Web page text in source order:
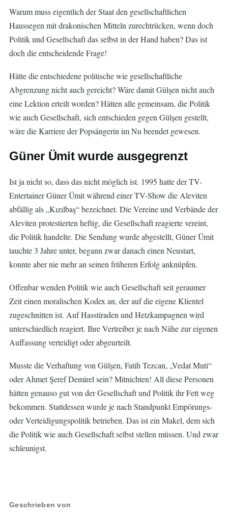
Warum muss eigentlich der Staat den gesellschaftlichen
Haussegen mit drakonischen Mitteln zurechtrücken, wenn doch
Politik und Gesellschaft das selbst in der Hand haben? Das ist
doch die entscheidende Frage!
Hätte die entschiedene politische wie gesellschaftliche
Abgrenzung nicht auch gereicht? Wäre damit Gülşen nicht auch
eine Lektion erteilt worden? Hätten alle gemeinsam, die Politik
wie auch Gesellschaft, sich entschieden gegen Gülşen gestellt,
wäre die Karriere der Popsängerin im Nu beendet gewesen.
Güner Ümit wurde ausgegrenzt
Ist ja nicht so, dass das nicht möglich ist. 1995 hatte der TV-
Entertainer Güner Ümit während einer TV-Show die Aleviten
abfällig als „Kızılbaş“ bezeichnet. Die Vereine und Verbände der
Aleviten protestierten heftig, die Gesellschaft reagierte vereint,
die Politik handelte. Die Sendung wurde abgestellt, Güner Ümit
tauchte 3 Jahre unter, begann zwar danach einen Neustart,
konnte aber nie mehr an seinen früheren Erfolg anknüpfen.
Offenbar wenden Politik wie auch Gesellschaft seit geraumer
Zeit einen moralischen Kodex an, der auf die eigene Klientel
zugeschnitten ist. Auf Hasstiraden und Hetzkampagnen wird
unterschiedlich reagiert. Ihre Vertreiber je nach Nähe zur eigenen
Auffassung verteidigt oder abgeurteilt.
Musste die Verhaftung von Gülşen, Fatih Tezcan, „Vedat Muti“
oder Ahmet Şeref Demirel sein? Mitnichten! All diese Personen
hätten genauso gut von der Gesellschaft und Politik ihr Fett weg
bekommen. Stattdessen wurde je nach Standpunkt Empörungs-
oder Verteidigungspolitik betrieben. Das ist ein Makel, dem sich
die Politik wie auch Gesellschaft selbst stellen müssen. Und zwar
schleunigst.
Geschrieben von